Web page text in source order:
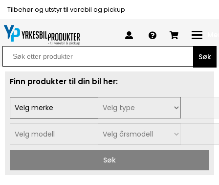
Tilbehør og utstyr til varebil og pickup
Search
for:
Finn produkter til din bil her:
Søk